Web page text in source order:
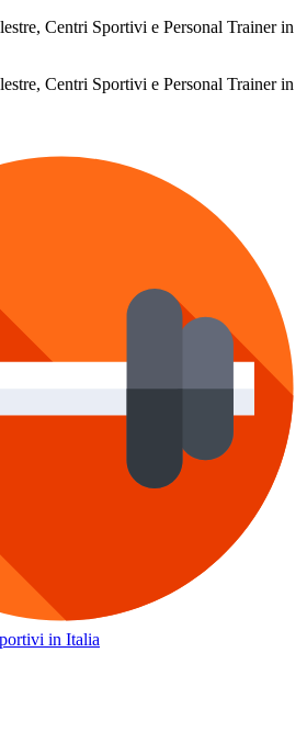
Centri Sportivi e Personal Trainer in
Centri Sportivi e Personal Trainer in
in Italia